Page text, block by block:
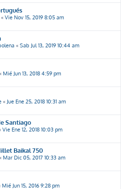
« Vie Nov 15, 2019 8:05 am
« Sab Jul 13, 2019 10:44 am
Mié Jun 13, 2018 4:59 pm
« Jue Ene 25, 2018 10:31 am
Santiago
Vie Ene 12, 2018 10:03 pm
Baikal 750
Mar Dic 05, 2017 10:33 am
Mié Jun 15, 2016 9:28 pm